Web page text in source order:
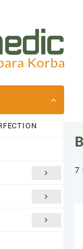
7